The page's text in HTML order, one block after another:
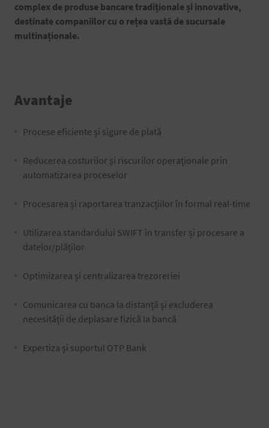
complex de produse bancare tradiționale și innovative,
destinate companiilor cu o rețea vastă de sucursale
multinaționale.
Avantaje
Procese eficiente și sigure de plată
Reducerea costurilor și riscurilor operaționale prin
automatizarea proceselor
Procesarea și raportarea tranzacțiilor în formal real-time
Utilizarea standardului SWIFT în transfer și procesare a
datelor/plăților
Optimizarea și centralizarea trezoreriei
Comunicarea cu banca la distanță și excluderea
necesității de deplasare fizică la bancă
Expertiza și suportul OTP Bank